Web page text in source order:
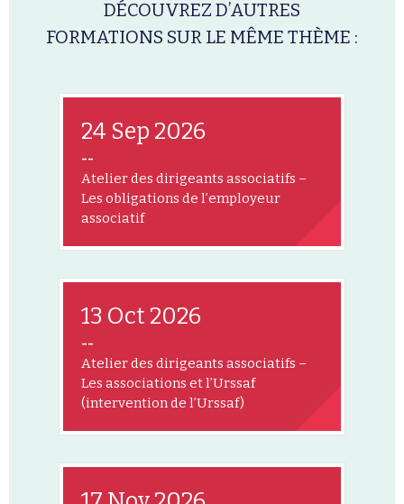
DÉCOUVREZ D’AUTRES
FORMATIONS SUR LE MÊME THÈME :
24 Sep 2026
--
Atelier des dirigeants associatifs –
Les obligations de l’employeur
associatif
13 Oct 2026
--
Atelier des dirigeants associatifs –
Les associations et l’Urssaf
(intervention de l’Urssaf)